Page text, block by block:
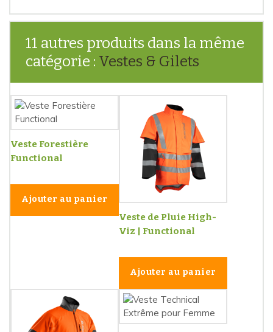
11 autres produits dans la même
catégorie :
Vestes & Gilets
Veste Forestière
Functional
Ajouter au panier
Veste de Pluie High-
Viz | Functional
Ajouter au panier